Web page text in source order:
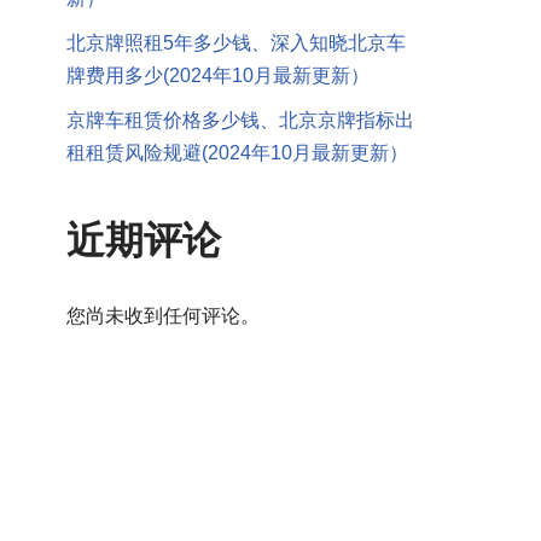
北京牌照租5年多少钱、深入知晓北京车
牌费用多少(2024年10月最新更新）
京牌车租赁价格多少钱、北京京牌指标出
租租赁风险规避(2024年10月最新更新）
近期评论
您尚未收到任何评论。